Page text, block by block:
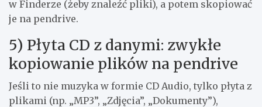
w Finderze (żeby znaleźć pliki), a potem skopiować
je na pendrive.
5) Płyta CD z danymi: zwykłe
kopiowanie plików na pendrive
Jeśli to nie muzyka w formie CD Audio, tylko płyta z
plikami (np. „MP3”, „Zdjęcia”, „Dokumenty”),